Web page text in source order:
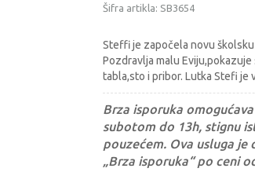
Šifra artikla: SB3654
Steffi je započela novu
Pozdravlja malu
tabla,sto i pribor. Lutka Stefi je
Brza isporuka
subotom do 13h, stignu
pouzećem. Ova usluga
„Brza isporuka“ po ceni